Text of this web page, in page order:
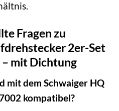
Fragen zu
2er-Set
– mit Dichtung
mit dem Schwaiger HQ
kompatibel?